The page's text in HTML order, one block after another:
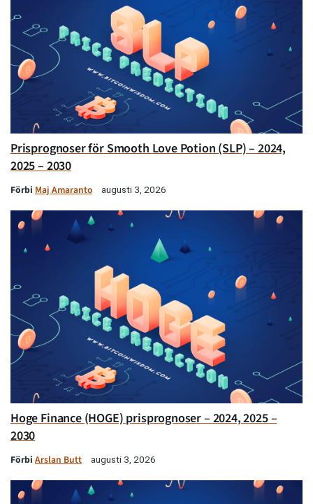
Prisprognoser för Smooth Love Potion (SLP) – 2024,
2025 – 2030
Förbi Maj Amaranto augusti 3, 2026
Hoge Finance (HOGE) prisprognoser – 2024, 2025 –
2030
Förbi Arslan Butt augusti 3, 2026